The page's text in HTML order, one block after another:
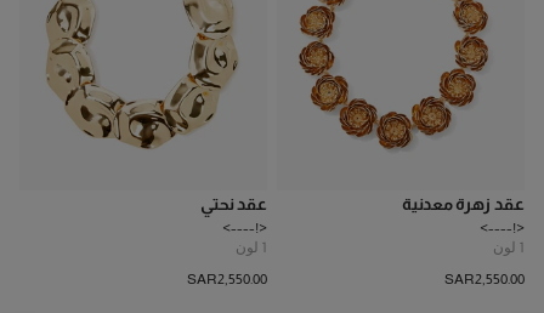
عقد زهرة معدنية
<!---->
1 لون
SAR‌2,550.00
عقد نحتي
<!---->
1 لون
SAR‌2,550.00